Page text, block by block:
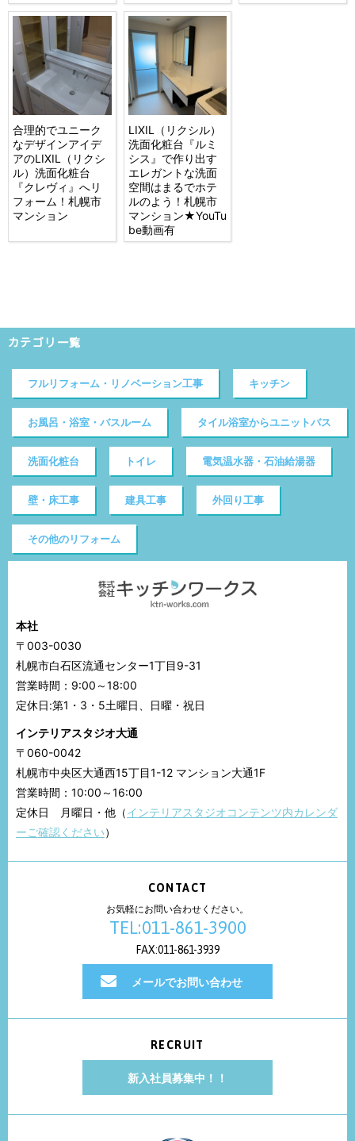
合理的でユニーク
なデザインアイデ
アのLIXIL（リクシ
ル）洗面化粧台
『クレヴィ』へリ
フォーム！札幌市
マンション
LIXIL（リクシル）
洗面化粧台『ルミ
シス』で作り出す
エレガントな洗面
空間はまるでホテ
ルのよう！札幌市
マンション★YouTu
be動画有
カテゴリ一覧
フルリフォーム・リノベーション工事 キッチン
お風呂・浴室・バスルーム タイル浴室からユニットバス
洗面化粧台 トイレ 電気温水器・石油給湯器
壁・床工事 建具工事 外回り工事
その他のリフォーム
本社
〒003-0030
札幌市白石区流通センター1丁目9-31
営業時間：9:00～18:00
定休日:第1・3・5土曜日、日曜・祝日
インテリアスタジオ大通
〒060-0042
札幌市中央区大通西15丁目1-12 マンション大通1F
営業時間：10:00～16:00
定休日 月曜日・他（インテリアスタジオコンテンツ内カレンダ
ーご確認ください）
CONTACT
お気軽にお問い合わせください。
TEL:011-861-3900
FAX:011-861-3939
メールでお問い合わせ
RECRUIT
新入社員募集中！！